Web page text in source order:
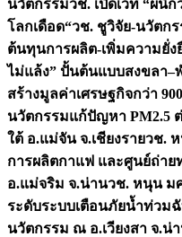
นวัตกรรมวช. เปิดเวที “ผนึ
โลกเดือด“วช. ชูวิจัย-นวัตก
ต้นทุนการผลิต-เพิ่มความยั่ง
ไม่แล้ง” ปั้นต้นแบบสงขลา–
สร้างมูลค่าเศรษฐกิจกว่า
นวัตกรรมแก้ปัญหา PM2.5
ใต้ อ.แม่จัน จ.เชียงรายวช.
การผลิตกาแฟ และศูนย์ถ่า
อ.แม่จริม จ.น่านวช. หนุน ม
ระดับระบบเตือนภัยน้ำท่ว
นวัตกรรม ณ อ.เวียงสา จ.น่